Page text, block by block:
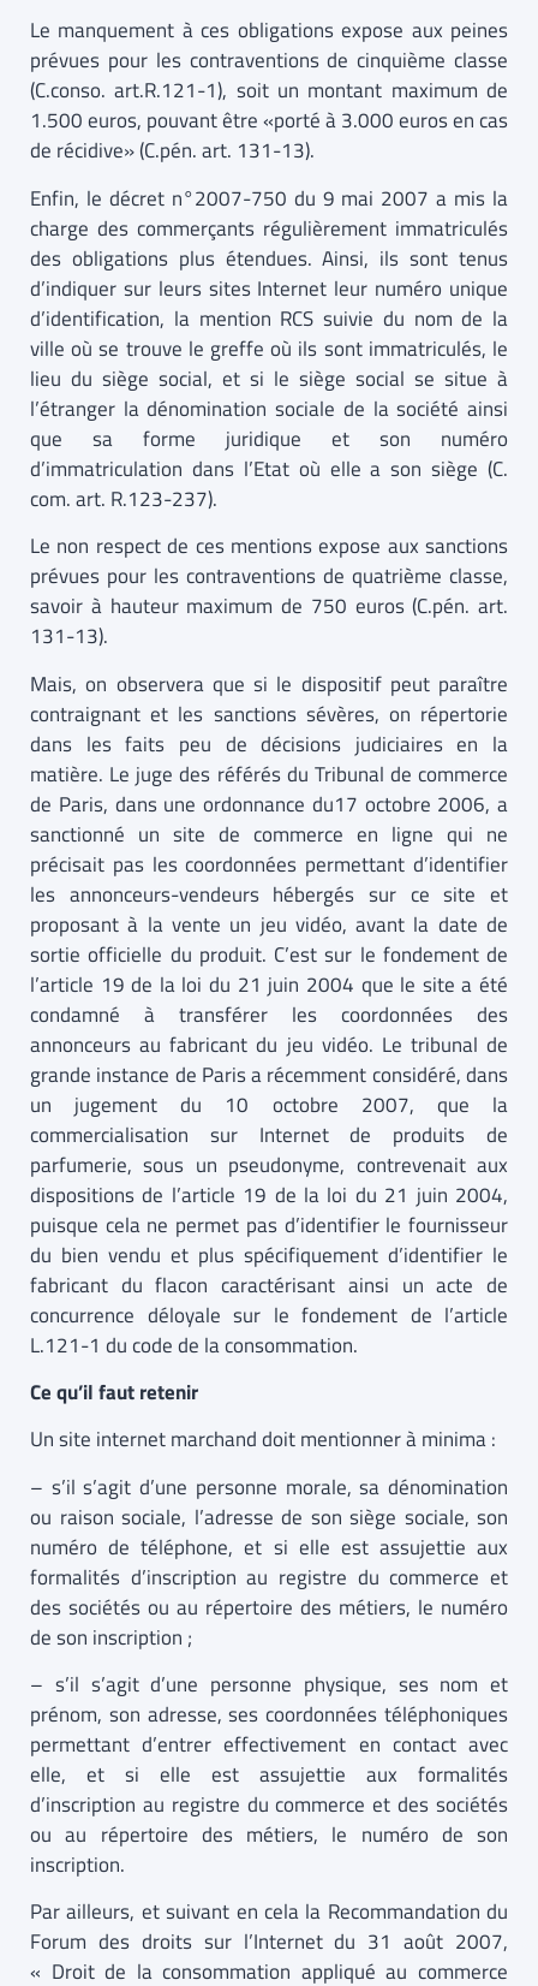
Le manquement à ces obligations expose aux peines
prévues pour les contraventions de cinquième classe
(C.conso. art.R.121-1), soit un montant maximum de
1.500 euros, pouvant être «porté à 3.000 euros en cas
de récidive» (C.pén. art. 131-13).
Enfin, le décret n°2007-750 du 9 mai 2007 a mis la
charge des commerçants régulièrement immatriculés
des obligations plus étendues. Ainsi, ils sont tenus
d’indiquer sur leurs sites Internet leur numéro unique
d’identification, la mention RCS suivie du nom de la
ville où se trouve le greffe où ils sont immatriculés, le
lieu du siège social, et si le siège social se situe à
l’étranger la dénomination sociale de la société ainsi
que sa forme juridique et son numéro
d’immatriculation dans l’Etat où elle a son siège (C.
com. art. R.123-237).
Le non respect de ces mentions expose aux sanctions
prévues pour les contraventions de quatrième classe,
savoir à hauteur maximum de 750 euros (C.pén. art.
131-13).
Mais, on observera que si le dispositif peut paraître
contraignant et les sanctions sévères, on répertorie
dans les faits peu de décisions judiciaires en la
matière. Le juge des référés du Tribunal de commerce
de Paris, dans une ordonnance du17 octobre 2006, a
sanctionné un site de commerce en ligne qui ne
précisait pas les coordonnées permettant d’identifier
les annonceurs-vendeurs hébergés sur ce site et
proposant à la vente un jeu vidéo, avant la date de
sortie officielle du produit. C’est sur le fondement de
l’article 19 de la loi du 21 juin 2004 que le site a été
condamné à transférer les coordonnées des
annonceurs au fabricant du jeu vidéo. Le tribunal de
grande instance de Paris a récemment considéré, dans
un jugement du 10 octobre 2007, que la
commercialisation sur Internet de produits de
parfumerie, sous un pseudonyme, contrevenait aux
dispositions de l’article 19 de la loi du 21 juin 2004,
puisque cela ne permet pas d’identifier le fournisseur
du bien vendu et plus spécifiquement d’identifier le
fabricant du flacon caractérisant ainsi un acte de
concurrence déloyale sur le fondement de l’article
L.121-1 du code de la consommation.
Ce qu’il faut retenir
Un site internet marchand doit mentionner à minima :
– s’il s’agit d’une personne morale, sa dénomination
ou raison sociale, l’adresse de son siège sociale, son
numéro de téléphone, et si elle est assujettie aux
formalités d’inscription au registre du commerce et
des sociétés ou au répertoire des métiers, le numéro
de son inscription ;
– s’il s’agit d’une personne physique, ses nom et
prénom, son adresse, ses coordonnées téléphoniques
permettant d’entrer effectivement en contact avec
elle, et si elle est assujettie aux formalités
d’inscription au registre du commerce et des sociétés
ou au répertoire des métiers, le numéro de son
inscription.
Par ailleurs, et suivant en cela la Recommandation du
Forum des droits sur l’Internet du 31 août 2007,
« Droit de la consommation appliqué au commerce